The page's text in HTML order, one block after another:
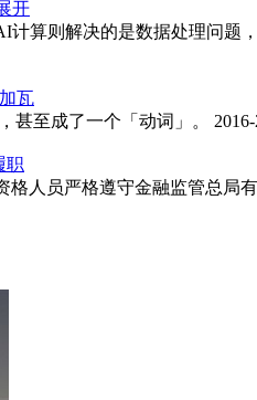
开
算则解决的是数据处理问题
瓦
甚至成了一个「动词」。
职
人员严格遵守金融监管总